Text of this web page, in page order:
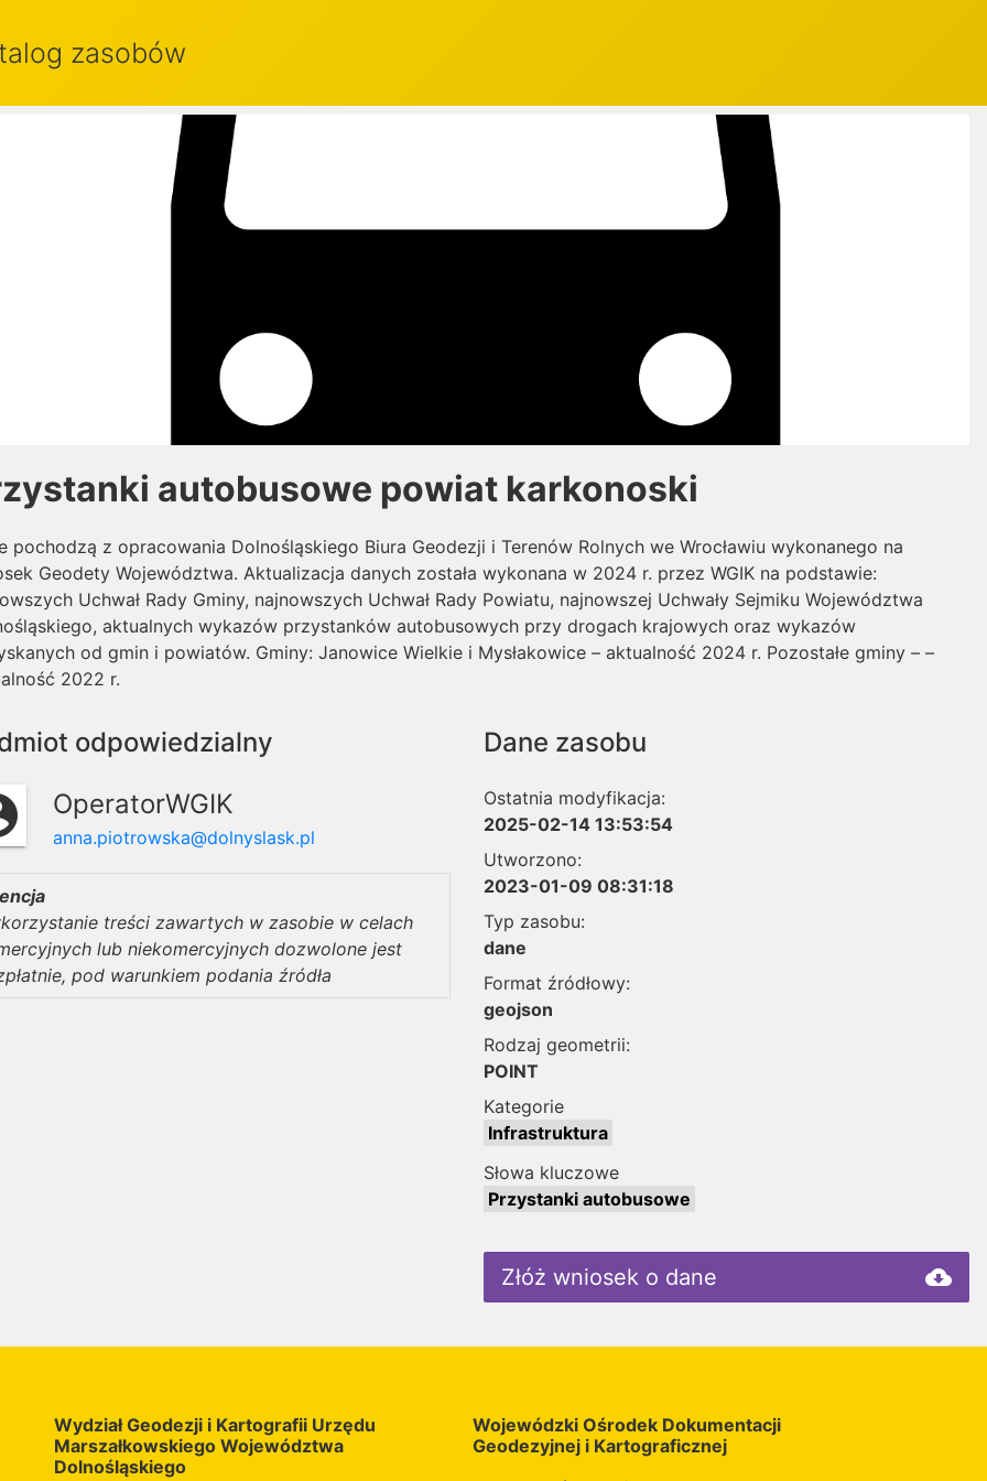
zasobów
autobusowe powiat karkonoski
pochodzą z opracowania Dolnośląskiego Biura Geodezji i Terenów Rolnych we Wrocławiu wykonanego na
Geodety Województwa. Aktualizacja danych została wykonana w 2024 r. przez WGIK na podstawie:
Uchwał Rady Gminy, najnowszych Uchwał Rady Powiatu, najnowszej Uchwały Sejmiku Województwa
aktualnych wykazów przystanków autobusowych przy drogach krajowych oraz wykazów
od gmin i powiatów. Gminy: Janowice Wielkie i Mysłakowice – aktualność 2024 r. Pozostałe gminy – –
2022 r.
odpowiedzialny
OperatorWGIK
anna.piotrowska@dolnyslask.pl
treści zawartych w zasobie w celach
lub niekomercyjnych dozwolone jest
pod warunkiem podania źródła
Dane zasobu
Ostatnia modyfikacja:
2025-02-14 13:53:54
Utworzono:
2023-01-09 08:31:18
Typ zasobu:
dane
Format źródłowy:
geojson
Rodzaj geometrii:
POINT
Kategorie
Infrastruktura
Słowa kluczowe
Przystanki autobusowe
Złóż wniosek o dane cloud_download
Wydział Geodezji i Kartografii Urzędu
Marszałkowskiego Województwa
Dolnośląskiego
Wojewódzki Ośrodek Dokumentacji
Geodezyjnej i Kartograficznej